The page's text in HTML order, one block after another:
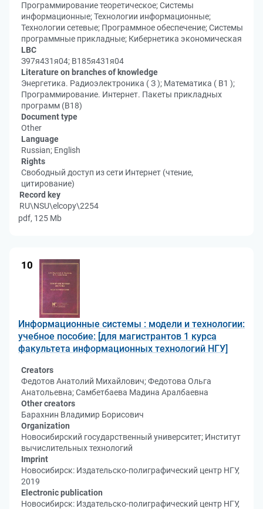
Программирование теоретическое; Системы
информационные; Технологии информационные;
Технологии сетевые; Программное обеспечение; Системы
программные прикладные; Кибернетика экономическая
LBC
З97я431я04; В185я431я04
Literature on branches of knowledge
Энергетика. Радиоэлектроника ( З ); Математика ( В1 );
Программирование. Интернет. Пакеты прикладных
программ (В18)
Document type
Other
Language
Russian; English
Rights
Свободный доступ из сети Интернет (чтение,
цитирование)
Record key
RU\NSU\elcopy\2254
pdf, 125 Mb
10
Информационные системы : модели и технологии:
учебное пособие: [для магистрантов 1 курса
факультета информационных технологий НГУ]
Creators
Федотов Анатолий Михайлович; Федотова Ольга
Анатольевна; Самбетбаева Мадина Аралбаевна
Other creators
Барахнин Владимир Борисович
Organization
Новосибирский государственный университет; Институт
вычислительных технологий
Imprint
Новосибирск: Издательско-полиграфический центр НГУ,
2019
Electronic publication
Новосибирск: Издательско-полиграфический центр НГУ,